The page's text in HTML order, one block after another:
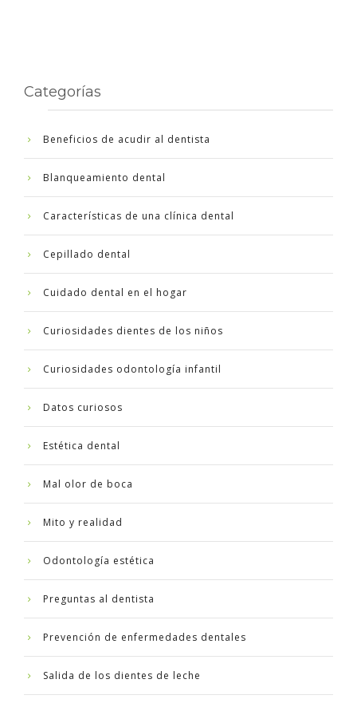
Categorías
Beneficios de acudir al dentista
Blanqueamiento dental
Características de una clínica dental
Cepillado dental
Cuidado dental en el hogar
Curiosidades dientes de los niños
Curiosidades odontología infantil
Datos curiosos
Estética dental
Mal olor de boca
Mito y realidad
Odontología estética
Preguntas al dentista
Prevención de enfermedades dentales
Salida de los dientes de leche